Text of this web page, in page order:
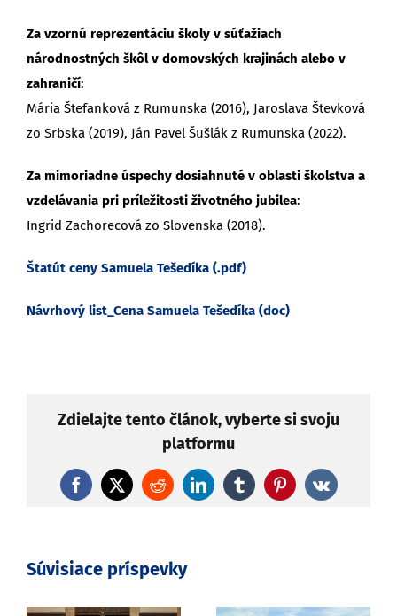
Za vzornú reprezentáciu školy v súťažiach
národnostných škôl v domovských krajinách alebo v
zahraničí:
Mária Štefanková z Rumunska (2016), Jaroslava Števková
zo Srbska (2019), Ján Pavel Šušlák z Rumunska (2022).
Za mimoriadne úspechy dosiahnuté v oblasti školstva a
vzdelávania pri príležitosti životného jubilea:
Ingrid Zachorecová zo Slovenska (2018).
Štatút ceny Samuela Tešedíka (.pdf)
Návrhový list_Cena Samuela Tešedíka (doc)
Zdielajte tento článok, vyberte si svoju
platformu
Facebook
X RedditLinkedInTumblrPinterest
Vk
Súvisiace príspevky